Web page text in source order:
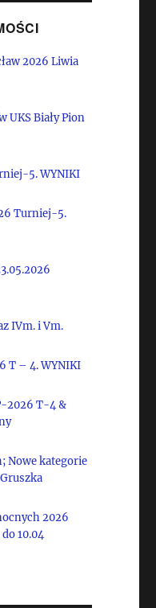
2026 Liwia
UKS Biały Pion
5. WYNIKI
Turniej-5.
IVm. i Vm.
T – 4. WYNIKI
2026 T-4 &
Nowe kategorie
2026
10.04